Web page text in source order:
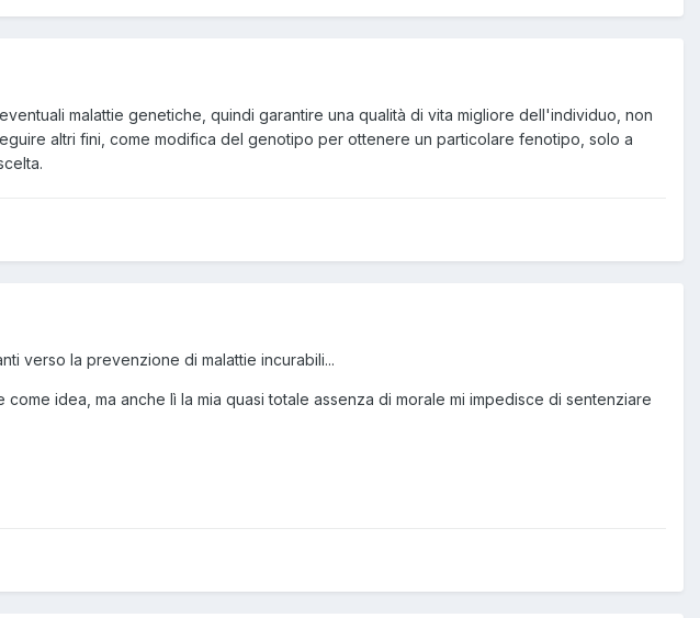
malattie genetiche, quindi garantire una qualità di vita migliore dell'individuo, non
altri fini, come modifica del genotipo per ottenere un particolare fenotipo, solo a
verso la prevenzione di malattie incurabili...
idea, ma anche lì la mia quasi totale assenza di morale mi impedisce di sentenziare